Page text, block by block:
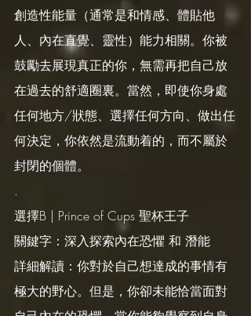
創造性能量（通常是和情感、體貼他
人、內在直覺、靈性）能力相關。你被
鼓勵去展現真正的你，無需再把自己放
在過去的舒適圈裏。當然，即使你身處
任何地方/狀態、選擇任何方向、做出任
何決定，你依然是流動着的，而不屬於
封閉的個體。
.
選擇B | Prince of Cups 聖杯王子
關鍵字：深入探索內在恐懼 和 潛能
詳細解讀：你對於自己想達成的事情有
極大的野心。但是，你卻未能恰當面對